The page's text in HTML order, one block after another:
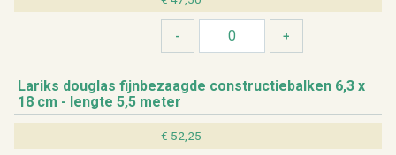
La­riks dou­g­las fijn­be­zaag­de con­struc­tie­bal­ken 6,3 x
18 cm - leng­te 5,5 meter
€ 52,25